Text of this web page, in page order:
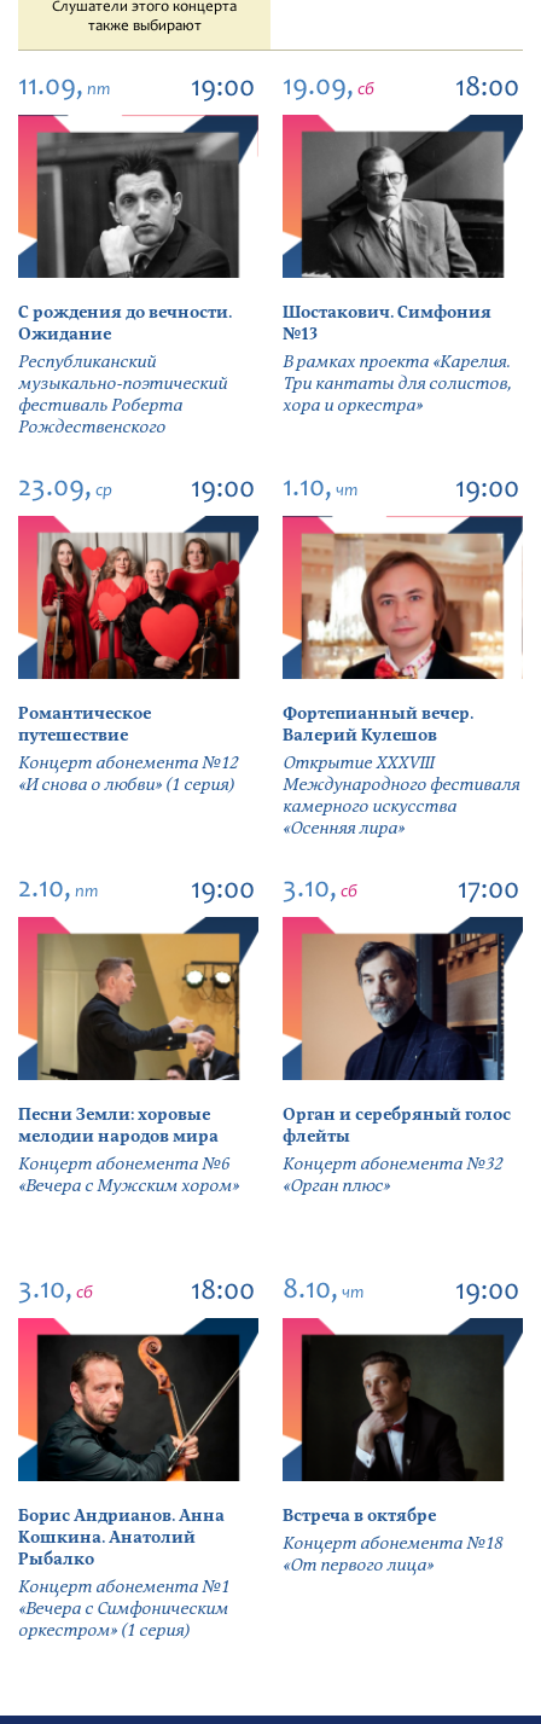
Слушатели этого концерта
также выбирают
11.09, пт 19:00
С рождения до вечности.
Ожидание
Республиканский
музыкально-поэтический
фестиваль Роберта
Рождественского
19.09, сб 18:00
Шостакович. Симфония
№13
В рамках проекта «Карелия.
Три кантаты для солистов,
хора и оркестра»
23.09, ср 19:00
Романтическое
путешествие
Концерт абонемента №12
«И снова о любви» (1 серия)
1.10, чт 19:00
Фортепианный вечер.
Валерий Кулешов
Открытие ХХХVIII
Международного фестиваля
камерного искусства
«Осенняя лира»
2.10, пт 19:00
Песни Земли: хоровые
мелодии народов мира
Концерт абонемента №6
«Вечера с Мужским хором»
3.10, сб 17:00
Орган и серебряный голос
флейты
Концерт абонемента №32
«Орган плюс»
3.10, сб 18:00
Борис Андрианов. Анна
Кошкина. Анатолий
Рыбалко
Концерт абонемента №1
«Вечера с Симфоническим
оркестром» (1 серия)
8.10, чт 19:00
Встреча в октябре
Концерт абонемента №18
«От первого лица»